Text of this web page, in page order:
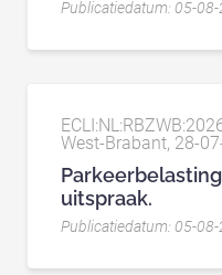
Publicatiedatum: 05-
West-Brabant, 28-
uitspraak.
Publicatiedatum: 05-